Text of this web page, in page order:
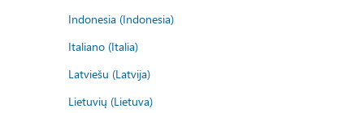
Indonesia (Indonesia)
Italiano (Italia)
Latviešu (Latvija)
Lietuvių (Lietuva)